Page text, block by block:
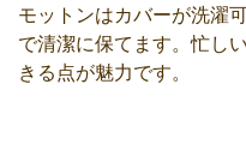
モットンはカバーが洗濯
で清潔に保てます。忙し
きる点が魅力です。